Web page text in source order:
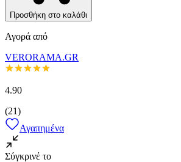
Προσθήκη στο καλάθι
Αγορά από
VERORAMA.GR
4.90
(21)
Αγαπημένα
Σύγκρινέ το